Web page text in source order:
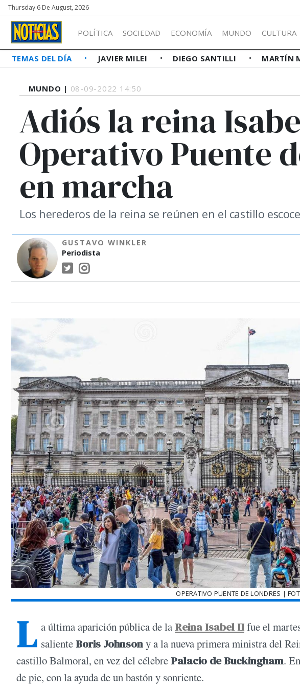
Thursday 6 De August, 2026
POLÍTICA SOCIEDAD ECONOMÍA MUNDO CULTURA
TEMAS DEL DÍA JAVIER MILEI DIEGO SANTILLI MARTÍN
MUNDO | 08-09-2022 14:50
Adiós la reina
Operativo Puente
en marcha
Los herederos de la reina se reúnen en el castillo
GUSTAVO WINKLER
Periodista
OPERATIVO PUENTE DE LONDRES |
L a última aparición pública de la Reina Isabel IIfue el
saliente Boris Johnsony a la nueva primera ministra del
castillo Balmoral, en vez del célebre Palacio de Buckingham.
de pie, con la ayuda de un bastón y sonriente.